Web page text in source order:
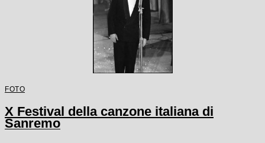
FOTO
X Festival della canzone italiana di
Sanremo